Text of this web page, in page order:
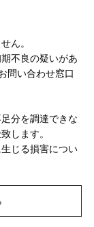
ん。
不良の疑いがあ
問い合わせ窓口
分を調達できな
します。
じる損害につい